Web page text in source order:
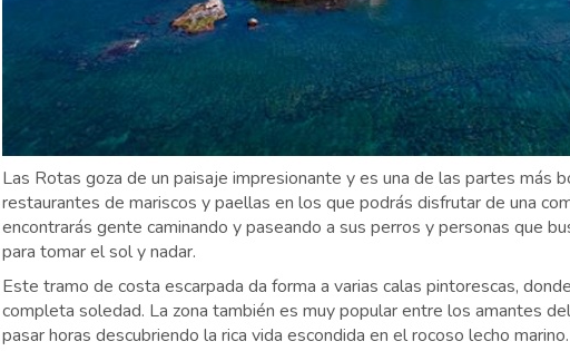
Las Rotas goza de un paisaje impresionante y es una de las partes más
restaurantes de mariscos y paellas en los que podrás disfrutar de una
encontrarás gente caminando y paseando a sus perros y personas que
para tomar el sol y nadar.
Este tramo de costa escarpada da forma a varias calas pintorescas,
completa soledad. La zona también es muy popular entre los amantes
pasar horas descubriendo la rica vida escondida en el rocoso lecho marino.